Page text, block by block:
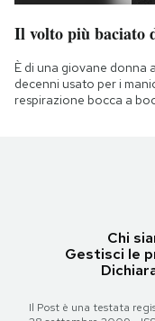
Il volto più baciato
È di una giovane
decenni usato per i
respirazione bocca a
Chi
Gestisci le
Il Post è una testata